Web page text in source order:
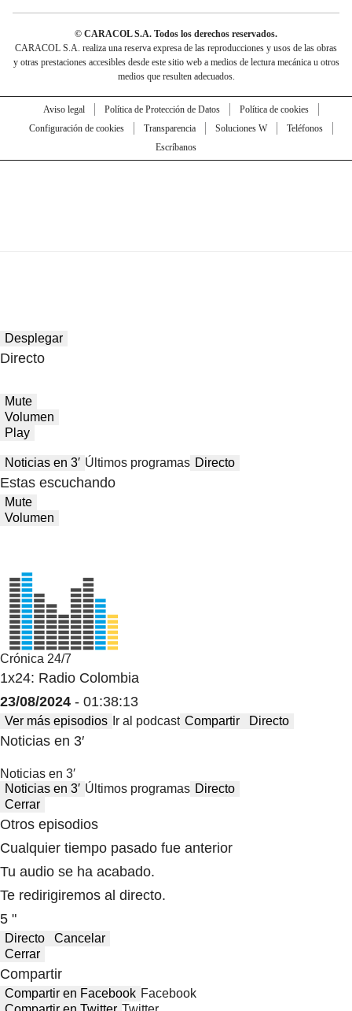
© CARACOL S.A. Todos los derechos reservados.
CARACOL S.A. realiza una reserva expresa de las reproducciones y usos de las obras
y otras prestaciones accesibles desde este sitio web a medios de lectura mecánica u otros
medios que resulten adecuados.
Aviso legal Política de Protección de Datos
Política de cookies
Configuración de cookies
Transparencia Soluciones W
Teléfonos
Escríbanos
Desplegar
Directo
Mute
Volumen
Play
Noticias en 3′ Últimos programas Directo
Estas escuchando
Mute
Volumen
Crónica 24/7
1x24: Radio Colombia
23/08/2024 - 01:38:13
Ver más episodios Ir al podcast Compartir Directo
Noticias en 3′
Noticias en 3′
Noticias en 3′ Últimos programas Directo
Cerrar
Otros episodios
Cualquier tiempo pasado fue anterior
Tu audio se ha acabado.
Te redirigiremos al directo.
5 "
Directo
Cancelar
Cerrar
Compartir
Compartir en Facebook Facebook